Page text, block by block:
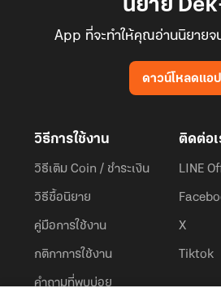
นิยาย
App ที่จะทำให้คุณอ่านนิยายจ
ดาวน์โหลดแอป
วิธีการใช้งาน
วิธีเติม Coin / ชำระเงิน
วิธีซื้อนิยาย
คู่มือการใช้งาน
กติกาการใช้งาน
คำถามที่พบบ่อย
ติดต่อเ
LINE
X
Tiktok